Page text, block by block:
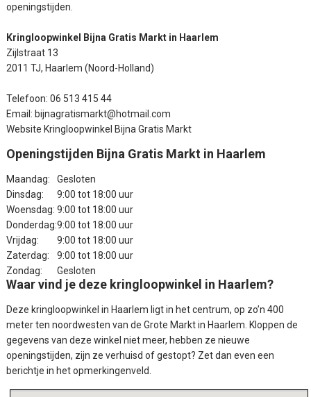
openingstijden.
Kringloopwinkel Bijna Gratis Markt in Haarlem
Zijlstraat 13
2011 TJ, Haarlem (Noord-Holland)
Telefoon: 06 513 415 44
Email: bijnagratismarkt@hotmail.com
Website Kringloopwinkel Bijna Gratis Markt
Openingstijden Bijna Gratis Markt in Haarlem
Maandag:
Gesloten
Dinsdag:
9:00 tot 18:00 uur
Woensdag: 9:00 tot 18:00 uur
Donderdag:9:00 tot 18:00 uur
Vrijdag:
9:00 tot 18:00 uur
Zaterdag:
9:00 tot 18:00 uur
Zondag:
Gesloten
Waar vind je deze kringloopwinkel in Haarlem?
Deze kringloopwinkel in Haarlem ligt in het centrum, op zo’n 400
meter ten noordwesten van de Grote Markt in Haarlem. Kloppen de
gegevens van deze winkel niet meer, hebben ze nieuwe
openingstijden, zijn ze verhuisd of gestopt? Zet dan even een
berichtje in het opmerkingenveld.